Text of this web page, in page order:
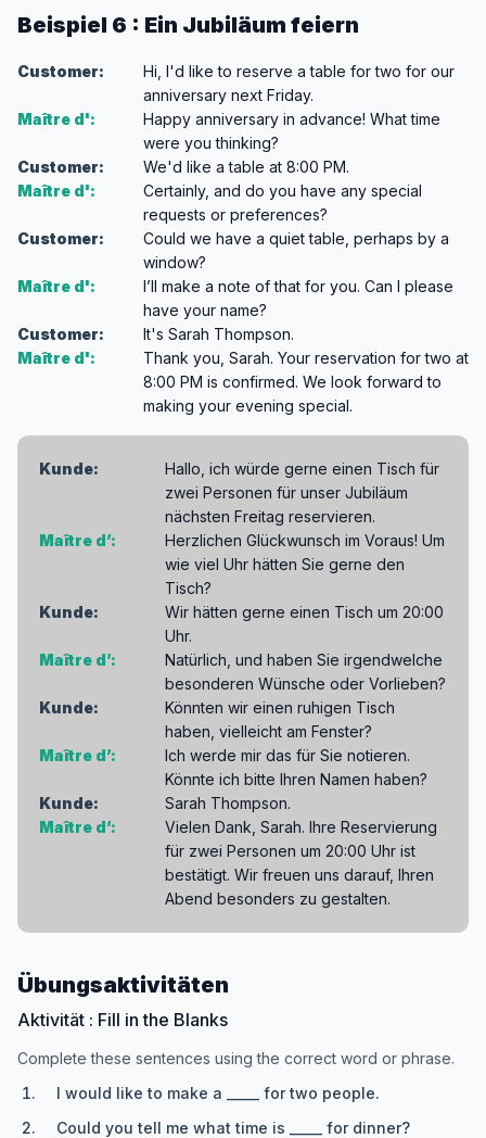
Beispiel 6 : Ein Jubiläum feiern
Customer:
Hi, I'd like to reserve a table for two for our
anniversary next Friday.
Maître d':
Happy anniversary in advance! What time
were you thinking?
Customer:
We'd like a table at 8:00 PM.
Maître d':
Certainly, and do you have any special
requests or preferences?
Customer:
Could we have a quiet table, perhaps by a
window?
Maître d':
I’ll make a note of that for you. Can I please
have your name?
Customer:
It's Sarah Thompson.
Maître d':
Thank you, Sarah. Your reservation for two at
8:00 PM is confirmed. We look forward to
making your evening special.
Kunde:
Hallo, ich würde gerne einen Tisch für
zwei Personen für unser Jubiläum
nächsten Freitag reservieren.
Maître d’:
Herzlichen Glückwunsch im Voraus! Um
wie viel Uhr hätten Sie gerne den
Tisch?
Kunde:
Wir hätten gerne einen Tisch um 20:00
Uhr.
Maître d’:
Natürlich, und haben Sie irgendwelche
besonderen Wünsche oder Vorlieben?
Kunde:
Könnten wir einen ruhigen Tisch
haben, vielleicht am Fenster?
Maître d’:
Ich werde mir das für Sie notieren.
Könnte ich bitte Ihren Namen haben?
Kunde:
Sarah Thompson.
Maître d’:
Vielen Dank, Sarah. Ihre Reservierung
für zwei Personen um 20:00 Uhr ist
bestätigt. Wir freuen uns darauf, Ihren
Abend besonders zu gestalten.
Übungsaktivitäten
Aktivität : Fill in the Blanks
Complete these sentences using the correct word or phrase.
I would like to make a _____ for two people.
Could you tell me what time is _____ for dinner?